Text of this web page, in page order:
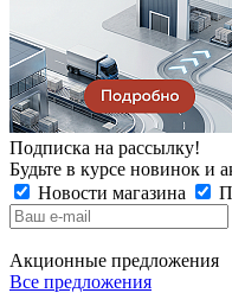
Подписка на рассылку!
Будьте в курсе новинок и
Новости магазина
Акционные предложения
Все предложения